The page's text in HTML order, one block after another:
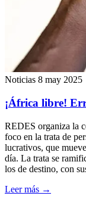
Noticias 8 may 2025
¡África libre!
REDES organiza la
foco en la trata de
lucrativos, que
día. La trata se
los de destino, con
Leer más →